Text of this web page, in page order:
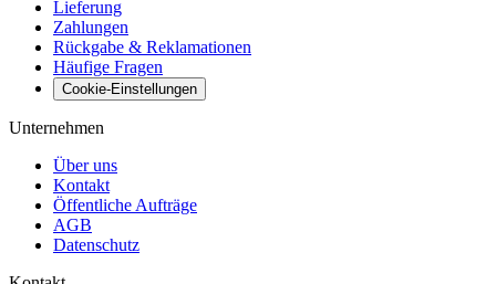
Lieferung
Zahlungen
Rückgabe & Reklamationen
Häufige Fragen
Cookie-Einstellungen
Unternehmen
Über uns
Kontakt
Öffentliche Aufträge
AGB
Datenschutz